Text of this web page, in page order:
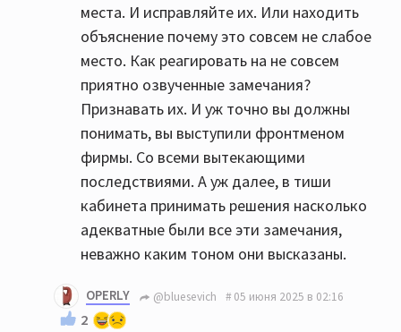
места. И исправляйте их. Или находить
объяснение почему это совсем не слабое
место. Как реагировать на не совсем
приятно озвученные замечания?
Признавать их. И уж точно вы должны
понимать, вы выступили фронтменом
фирмы. Со всеми вытекающими
последствиями. А уж далее, в тиши
кабинета принимать решения насколько
адекватные были все эти замечания,
неважно каким тоном они высказаны.
OPERLY @bluesevich 05 июня 2025 в 02:16
2